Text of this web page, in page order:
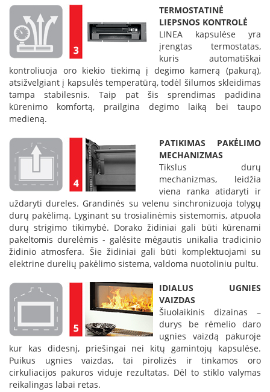
i
i
a
t
r
i
a
i
L
n
s
t
ū
s
o
r
t
a
i
a
S
a
č
a
TERMOSTATINĖ
LIEPSNOS KONTROLĖ
LINEA kapsulėse yra
įrengtas termostatas,
kuris automatiškai
kontroliuoja oro kiekio tiekimą į degimo kamerą (pakurą),
atsižvelgiant į kapsulės temperatūrą, todėl šilumos skleidimas
tampa stabilesnis. Taip pat šis sprendimas padidina
kūrenimo komfortą, prailgina degimo laiką bei taupo
medieną.
PATIKIMAS PAKĖLIMO
MECHANIZMAS
Tikslus durų
mechanizmas, leidžia
viena ranka atidaryti ir
uždaryti dureles. Grandinės su velenu sinchronizuoja tolygų
durų pakėlimą. Lyginant su trosialinėmis sistemomis, atpuola
durų strigimo tikimybė. Dorako židiniai gali būti kūrenami
pakeltomis durelėmis - galėsite mėgautis unikalia tradicinio
židinio atmosfera. Šie židiniai gali būti komplektuojami su
elektrine durelių pakėlimo sistema, valdoma nuotoliniu pultu.
IDIALUS UGNIES
VAIZDAS
Šiuolaikinis dizainas –
durys be rėmelio daro
ugnies vaizdą pakuroje
kur kas didesnį, priešingai nei kitų gamintojų kapsulėse.
Puikus ugnies vaizdas, tai pirolizės ir tinkamos oro
cirkuliacijos pakuros viduje rezultatas. Dėl to stiklo valymas
reikalingas labai retas.